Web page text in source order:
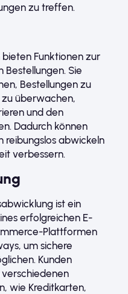
zu treffen.
Funktionen zur
Sie
Bestellungen zu
überwachen,
und den
Dadurch können
reibungslos abwickeln
verbessern.
ist ein
erfolgreichen E-
Plattformen
um sichere
Kunden
wie Kreditkarten,